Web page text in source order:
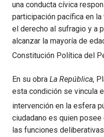
una conducta cívica
participación pacífica en
el derecho al sufragio y a
alcanzar la mayoría de
Constitución Política del
En su obra La República,
esta condición se vincula
intervención en la esfera
ciudadano es quien
las funciones